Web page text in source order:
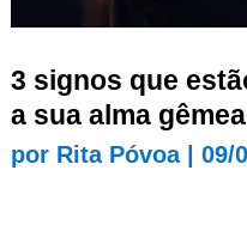
3 signos que
a sua alma gêmea
por Rita Póvoa| 09/